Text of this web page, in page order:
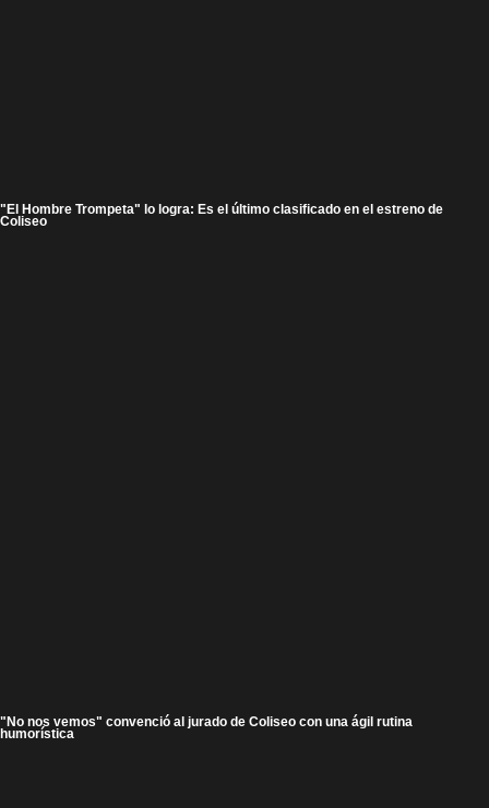
"El Hombre Trompeta" lo logra: Es el último clasificado en el estreno de
Coliseo
"No nos vemos" convenció al jurado de Coliseo con una ágil rutina
humorística